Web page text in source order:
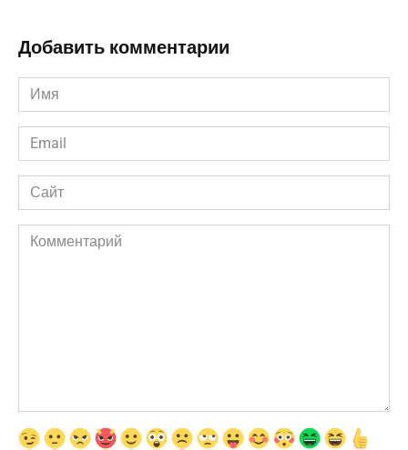
Добавить комментарии
Имя
*
Email
*
Сайт
Комментарий